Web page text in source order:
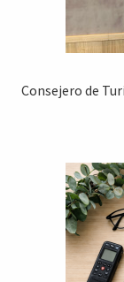
Consejero de